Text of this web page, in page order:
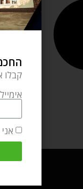
קבלו
אימייל